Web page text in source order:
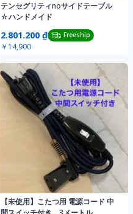
テンセグリティnoサイドテーブル
☆ハンドメイド
2.801.200 ₫ Freeship
￥14,900
【未使用】こたつ用 電源コード 中